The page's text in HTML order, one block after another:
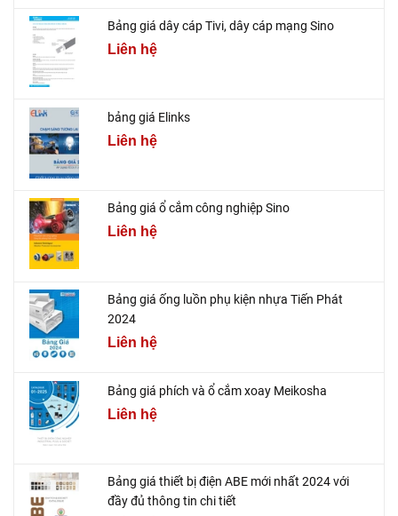
Bảng giá dây cáp Tivi, dây cáp mạng Sino
Liên hệ
bảng giá Elinks
Liên hệ
Bảng giá ổ cắm công nghiệp Sino
Liên hệ
Bảng giá ống luồn phụ kiện nhựa Tiến Phát
2024
Liên hệ
Bảng giá phích và ổ cắm xoay Meikosha
Liên hệ
Bảng giá thiết bị điện ABE mới nhất 2024 với
đầy đủ thông tin chi tiết